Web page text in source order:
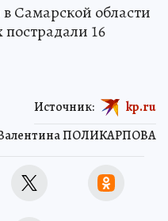
Самарской области
16
ПОЛИКАРПОВА
Источник: kp.ru